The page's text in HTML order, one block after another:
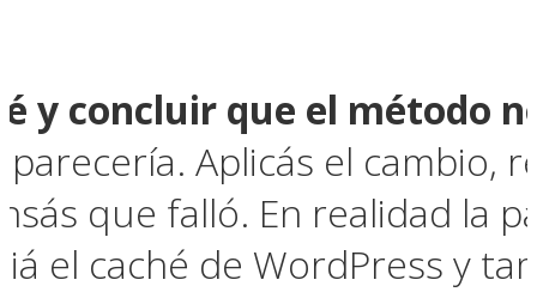
y concluir que el método
Aplicás el cambio,
que falló. En realidad la
el caché de WordPress y